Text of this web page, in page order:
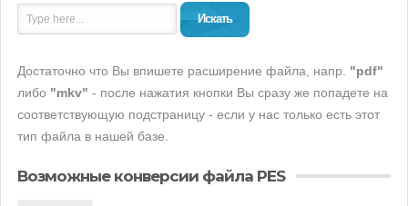
Искать
Достаточно что Вы впишете расширение файла, напр. "pdf"
либо "mkv" - после нажатия кнопки Вы сразу же попадете на
соответствующую подстраницу - если у нас только есть этот
тип файла в нашей базе.
Возможные конверсии файла PES